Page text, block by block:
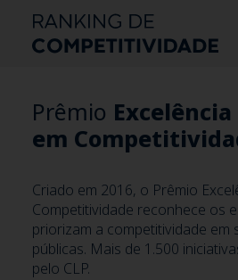
Prêmio Excelência
em
Criado em 2016, o Prêmio
Competitividade reconhece os
priorizam a competitividade em
públicas. Mais de 1.500
pelo CLP.